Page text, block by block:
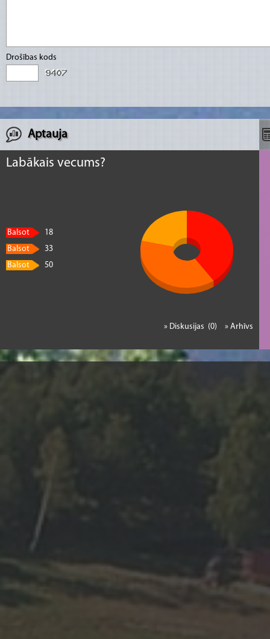
Drošības kods
Aptauja
Labākais vecums?
Balsot
18
Balsot
33
Balsot
50
» Arhīvs
» Diskusijas (0)